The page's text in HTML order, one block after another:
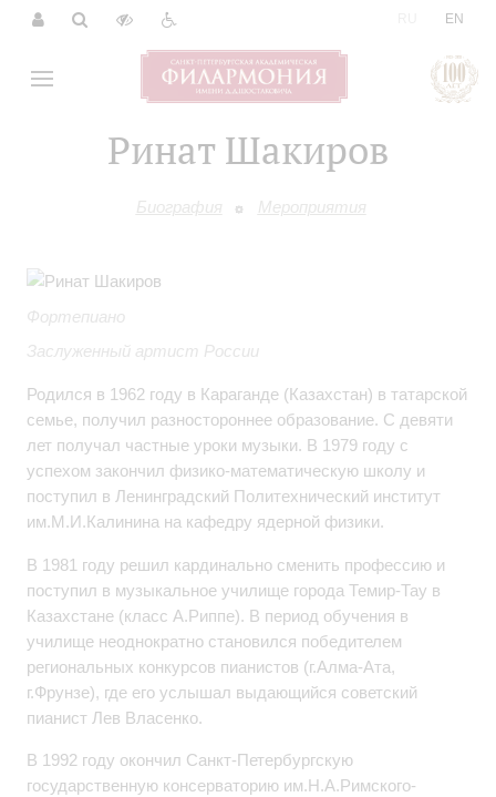
EN
Ринат Шакиров
Биография Мероприятия
Фортепиано
Заслуженный артист России
Родился в 1962 году в Караганде (Казахстан) в татарской
семье, получил разностороннее образование. С девяти
лет получал частные уроки музыки. В 1979 году с
успехом закончил физико-математическую школу и
поступил в Ленинградский Политехнический институт
им.М.И.Калинина на кафедру ядерной физики.
В 1981 году решил кардинально сменить профессию и
поступил в музыкальное училище города Темир-Тау в
Казахстане (класс А.Риппе). В период обучения в
училище неоднократно становился победителем
региональных конкурсов пианистов (г.Алма-Ата,
г.Фрунзе), где его услышал выдающийся советский
пианист Лев Власенко.
В 1992 году окончил Санкт-Петербургскую
государственную консерваторию им.Н.А.Римского-